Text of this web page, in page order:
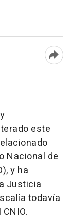
este
Nacional de
y ha
Justicia
todavía